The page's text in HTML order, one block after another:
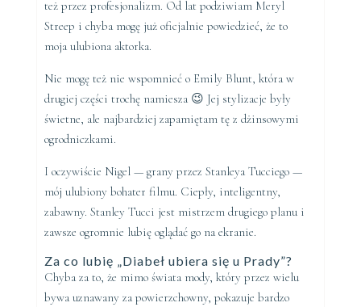
też przez profesjonalizm. Od lat podziwiam Meryl
Streep i chyba mogę już oficjalnie powiedzieć, że to
moja ulubiona aktorka.
Nie mogę też nie wspomnieć o Emily Blunt, która w
drugiej części trochę namiesza 😉 Jej stylizacje były
świetne, ale najbardziej zapamiętam tę z dżinsowymi
ogrodniczkami.
I oczywiście Nigel — grany przez Stanleya Tucciego —
mój ulubiony bohater filmu. Ciepły, inteligentny,
zabawny. Stanley Tucci jest mistrzem drugiego planu i
zawsze ogromnie lubię oglądać go na ekranie.
Za co lubię „Diabeł ubiera się u Prady”?
Chyba za to, że mimo świata mody, który przez wielu
bywa uznawany za powierzchowny, pokazuje bardzo